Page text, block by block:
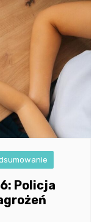
Policja